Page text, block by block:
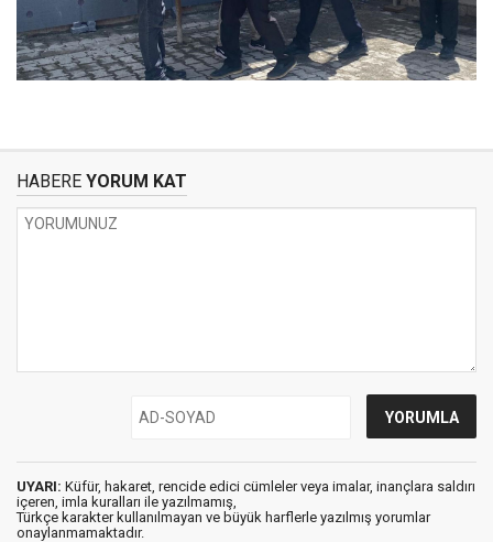
HABERE YORUM KAT
UYARI: Küfür, hakaret, rencide edici cümleler veya imalar, inançlara saldırı
içeren, imla kuralları ile yazılmamış,
Türkçe karakter kullanılmayan ve büyük harflerle yazılmış yorumlar
onaylanmamaktadır.